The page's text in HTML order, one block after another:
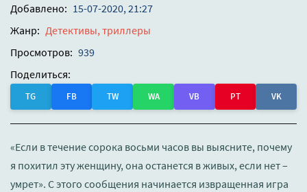
Добавлено: 15-07-2020, 21:27
Жанр: Детективы, триллеры
Просмотров: 939
Поделиться:
TG FB TW WA VB PT VK
«Если в течение сорока восьми часов вы выясните, почему
я похитил эту женщину, она останется в живых, если нет –
умрет». С этого сообщения начинается извращенная игра